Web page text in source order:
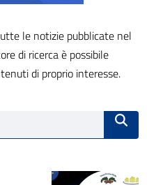
le notizie pubblicate nel
di ricerca è possibile
di proprio interesse.